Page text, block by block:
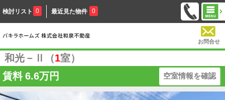
検討リスト 0 最近見た物件 0
お問合せ
和光－Ⅱ（1室）
賃料 6.6万円 空室情報を確認